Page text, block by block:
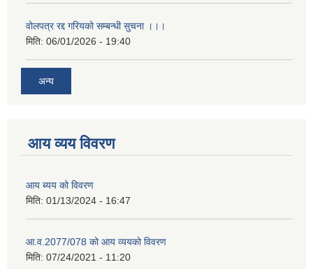
वोलपत्र रद्द गरियको सम्बन्धी सुचना ।।।
मिति: 06/01/2026 - 19:40
अन्य
आय व्यय विवरण
आय ब्यय को विवरण
मिति: 01/13/2024 - 16:47
आ.व.2077/078 को आय व्ययको विवरण
मिति: 07/24/2021 - 11:20